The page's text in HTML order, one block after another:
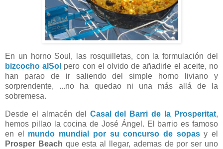
En un horno Soul, las rosquilletas, con la formulación del
bizcocho alSol pero con el olvido de añadirle el aceite, no
han parao de ir saliendo del simple horno liviano y
sorprendente, ...no ha quedao ni una más allá de la
sobremesa.
Desde el almacén del Casal del Barri de la Prosperitat,
hemos pillao la cocina de José Ángel. El barrio es famoso
en el mundo mundial por su concurso de sopasy el
Prosper Beach que esta al llegar, ademas de por ser uno